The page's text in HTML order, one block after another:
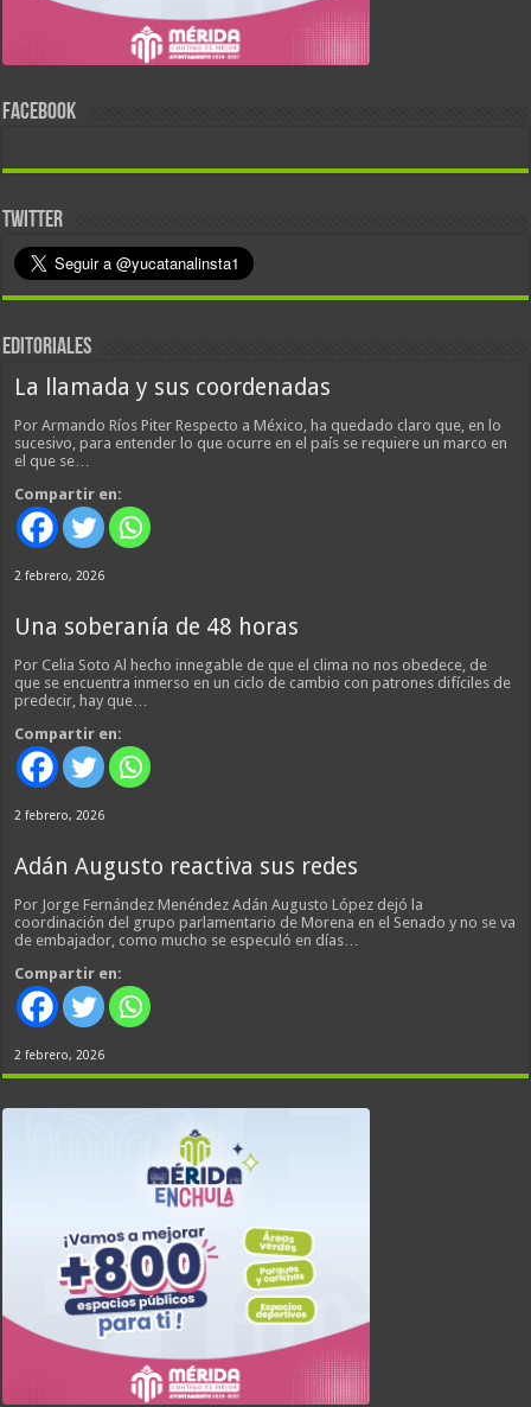
FACEBOOK
TWITTER
EDITORIALES
La llamada y sus coordenadas
Por Armando Ríos Piter Respecto a México, ha quedado claro que, en lo
sucesivo, para entender lo que ocurre en el país se requiere un marco en
el que se…
Compartir en:
2 febrero, 2026
Una soberanía de 48 horas
Por Celia Soto Al hecho innegable de que el clima no nos obedece, de
que se encuentra inmerso en un ciclo de cambio con patrones difíciles de
predecir, hay que…
Compartir en:
2 febrero, 2026
Adán Augusto reactiva sus redes
Por Jorge Fernández Menéndez Adán Augusto López dejó la
coordinación del grupo parlamentario de Morena en el Senado y no se va
de embajador, como mucho se especuló en días…
Compartir en:
2 febrero, 2026